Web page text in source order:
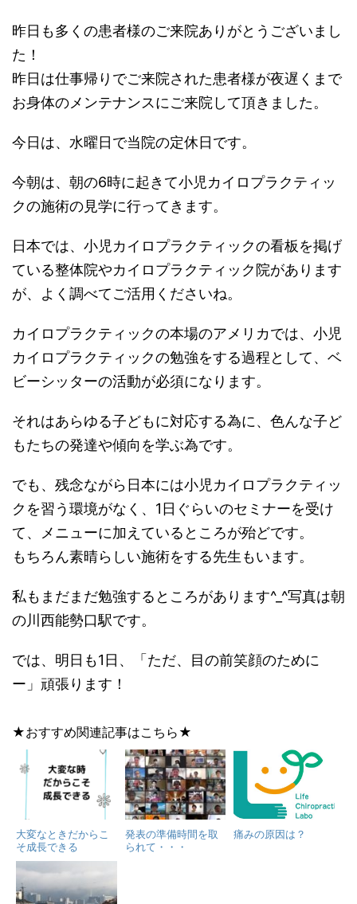
昨日も多くの患者様のご来院ありがとうございまし
た！
昨日は仕事帰りでご来院された患者様が夜遅くまで
お身体のメンテナンスにご来院して頂きました。
今日は、水曜日で当院の定休日です。
今朝は、朝の6時に起きて小児カイロプラクティッ
クの施術の見学に行ってきます。
日本では、小児カイロプラクティックの看板を掲げ
ている整体院やカイロプラクティック院があります
が、よく調べてご活用くださいね。
カイロプラクティックの本場のアメリカでは、小児
カイロプラクティックの勉強をする過程として、ベ
ビーシッターの活動が必須になります。
それはあらゆる子どもに対応する為に、色んな子ど
もたちの発達や傾向を学ぶ為です。
でも、残念ながら日本には小児カイロプラクティッ
クを習う環境がなく、1日ぐらいのセミナーを受け
て、メニューに加えているところが殆どです。
もちろん素晴らしい施術をする先生もいます。
私もまだまだ勉強するところがあります^_^写真は朝
の川西能勢口駅です。
では、明日も1日、「ただ、目の前笑顔のために
ー」頑張ります！
★おすすめ関連記事はこちら★
大変なときだからこ
そ成長できる
発表の準備時間を取
られて・・・
痛みの原因は？